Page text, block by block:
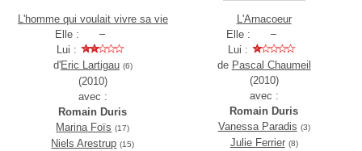
L'homme qui voulait vivre sa vie
Elle :
Lui :
d'Eric Lartigau (6)
(2010)
avec :
Romain Duris
Marina Foïs (17)
Niels Arestrup (15)
L'Arnacoeur
Elle :
Lui :
de Pascal Chaumeil
(2010)
avec :
Romain Duris
Vanessa Paradis (3)
Julie Ferrier (8)